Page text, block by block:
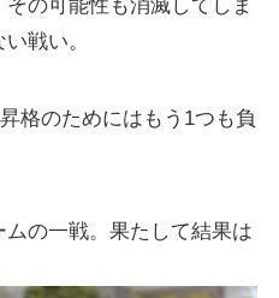
の可能性も消滅してしま
戦い。
格のためにはもう1つも負
の一戦。果たして結果は